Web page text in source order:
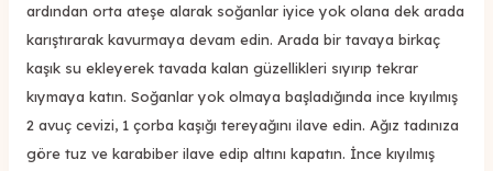
ardından orta ateşe alarak soğanlar iyice yok olana dek arada
karıştırarak kavurmaya devam edin. Arada bir tavaya birkaç
kaşık su ekleyerek tavada kalan güzellikleri sıyırıp tekrar
kıymaya katın. Soğanlar yok olmaya başladığında ince kıyılmış
2 avuç cevizi, 1 çorba kaşığı tereyağını ilave edin. Ağız tadınıza
göre tuz ve karabiber ilave edip altını kapatın. İnce kıyılmış